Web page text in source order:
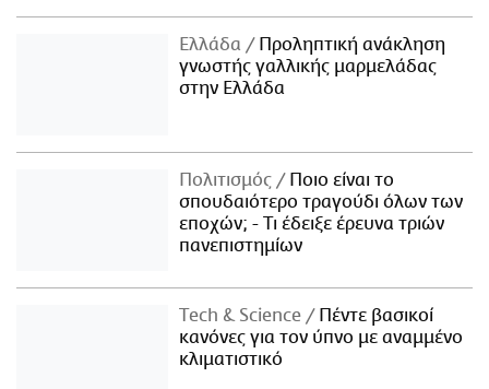
Ελλάδα
Προληπτική ανάκληση
γνωστής γαλλικής μαρμελάδας
στην Ελλάδα
Πολιτισμός
Ποιο είναι το
σπουδαιότερο τραγούδι όλων των
εποχών; - Τι έδειξε έρευνα τριών
πανεπιστημίων
Τech & Science
Πέντε βασικοί
κανόνες για τον ύπνο με αναμμένο
κλιματιστικό